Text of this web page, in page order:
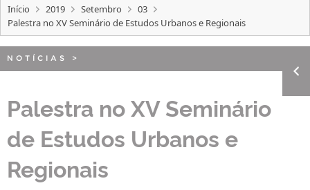
OUVIDORIA
TELEFONES
Início 2019 Setembro
03
Palestra no XV Seminário de Estudos Urbanos e Regionais
NOTÍCIAS >
Palestra no XV Seminário
de Estudos Urbanos e
Regionais